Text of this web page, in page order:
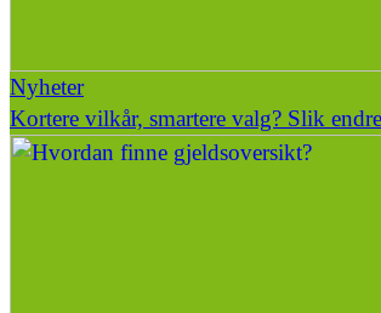
Nyheter
Kortere vilkår, smartere valg? Slik